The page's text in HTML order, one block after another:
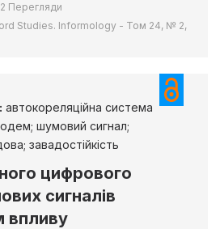
Перегляди
Studies. Informology - Том 24, № 2,
автокореляційна система
шумовий сигнал;
завадостійкість
цифрового
сигналів
впливу